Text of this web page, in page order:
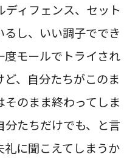
ィフェンス、セット
るし、いい調子ででき
モールでトライされ
、自分たちがこのま
そのまま終わってしま
分たちだけでも、と言
礼に聞こえてしまうか